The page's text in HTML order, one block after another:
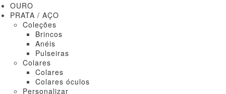
OURO
PRATA / AÇO
Coleções
Brincos
Anéis
Pulseiras
Colares
Colares
Colares óculos
Personalizar